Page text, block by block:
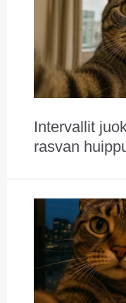
Intervallit
rasvan